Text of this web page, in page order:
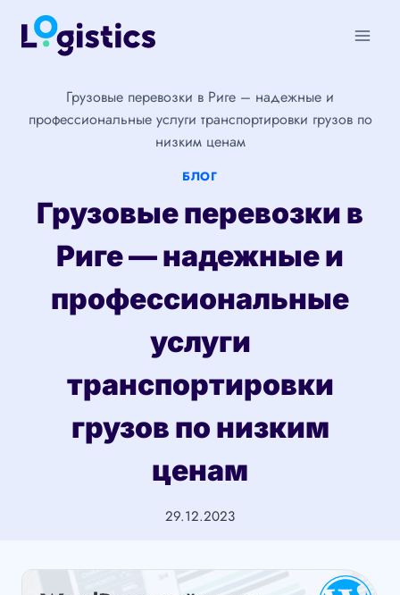
Перейти
Грузовые перевозки в Риге – надежные и
профессиональные услуги транспортировки грузов по
низким ценам
БЛОГ
Грузовые перевозки в
Риге — надежные и
профессиональные
услуги
транспортировки
грузов по низким
ценам
29.12.2023